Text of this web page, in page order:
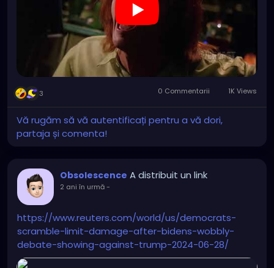
3 0 Commentarii 1K Views
Vă rugăm să vă autentificați pentru a vă dori,
partaja și comenta!
Obsolescence A distribuit un link
2 ani în urmă-
https://www.reuters.com/world/us/democrats-
scramble-limit-damage-after-bidens-wobbly-
debate-showing-against-trump-2024-06-28/